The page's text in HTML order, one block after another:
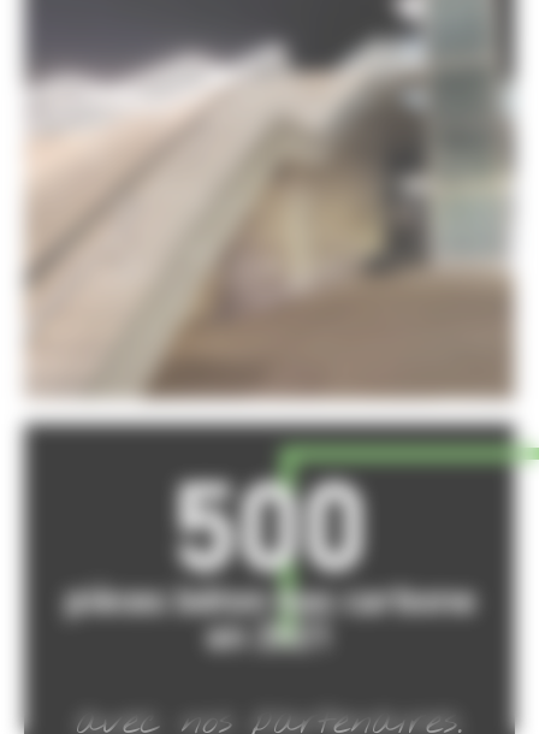
500
pièces béton bas carbone
en 2021
avec nos partenaires.